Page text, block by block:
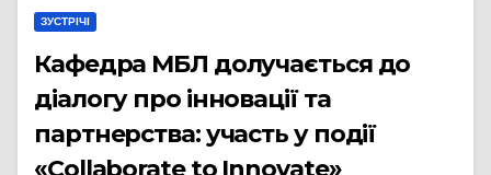
ЗУСТРІЧІ
Кафедра МБЛ долучається до
діалогу про інновації та
партнерства: участь у події
«Collaborate to Innovate»